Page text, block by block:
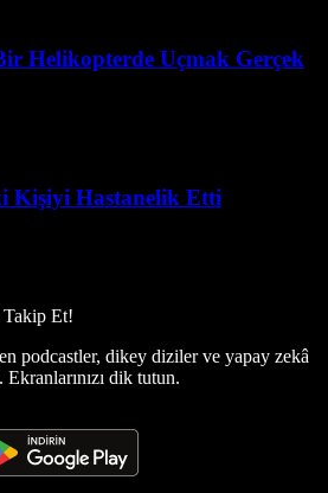
Helikopterde Uçmak Gerçek
Kişiyi Hastanelik Etti
Takip Et!
podcastler, dikey diziler ve yapay zekâ
dik tutun.